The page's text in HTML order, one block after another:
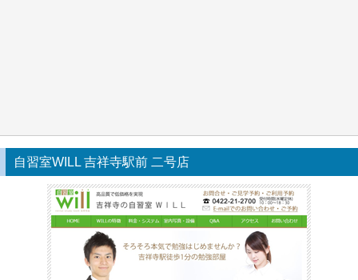
自習室WILL 吉祥寺駅前 二号店